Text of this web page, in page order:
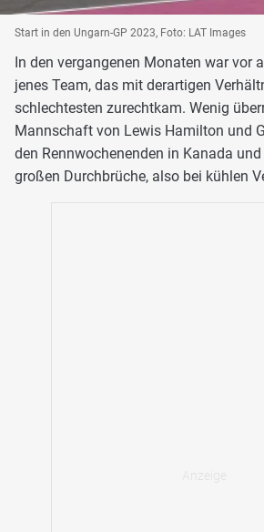
Start in den Ungarn-GP 2023, Foto: LAT Images
In den vergangenen Monaten war vor
jenes Team, das mit derartigen
schlechtesten zurechtkam. Wenig
Mannschaft von Lewis Hamilton und
den Rennwochenenden in Kanada
großen Durchbrüche, also bei kühlen